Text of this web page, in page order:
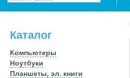
Каталог
Компьютеры
Ноутбуки
Планшеты, эл. книги